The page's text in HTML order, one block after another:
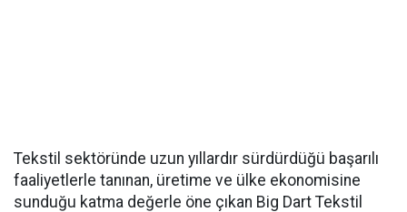
Tekstil sektöründe uzun yıllardır sürdürdüğü başarılı
faaliyetlerle tanınan, üretime ve ülke ekonomisine
sunduğu katma değerle öne çıkan Big Dart Tekstil